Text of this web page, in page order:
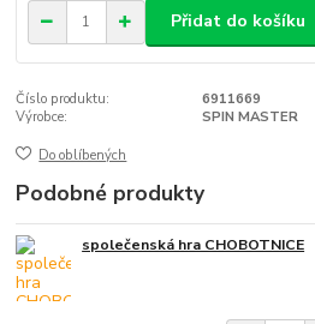
Přidat do košíku
Číslo produktu:
6911669
Výrobce:
SPIN MASTER
Do oblíbených
Podobné produkty
společenská hra CHOBOTNICE